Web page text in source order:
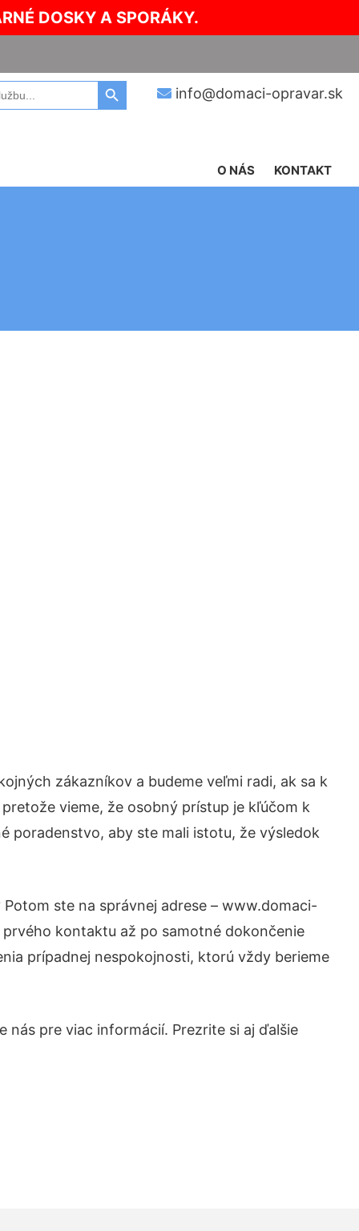
DOSKY A SPORÁKY.
info@domaci-opravar.sk
Search Button
KONTAKT
O NÁS
zákazníkov a budeme veľmi radi, ak sa k
vieme, že osobný prístup je kľúčom k
poradenstvo, aby ste mali istotu, že výsledok
ste na správnej adrese – www.domaci-
kontaktu až po samotné dokončenie
prípadnej nespokojnosti, ktorú vždy berieme
nás pre viac informácií. Prezrite si aj ďalšie